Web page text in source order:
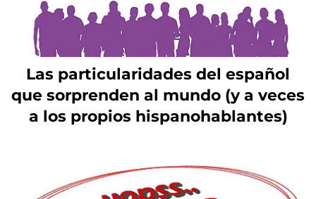
Las particularidades del español
que sorprenden al mundo (y a veces
a los propios hispanohablantes)